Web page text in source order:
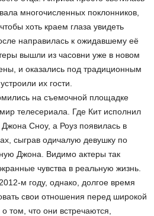
многочисленных поклонников,
хоть краем глаза увидеть
направилась к ожидавшему её
вышли из часовни уже в новом
и оказались под традиционным
их гости.
на съемочной площадке
телесериала. Где Кит исполнил
Сноу, а Роуз появилась в
сыграв одичалую девушку по
Джона. Видимо актеры так
чувства в реальную жизнь.
м году, однако, долгое время
свои отношения перед широкой
том, что они встречаются,